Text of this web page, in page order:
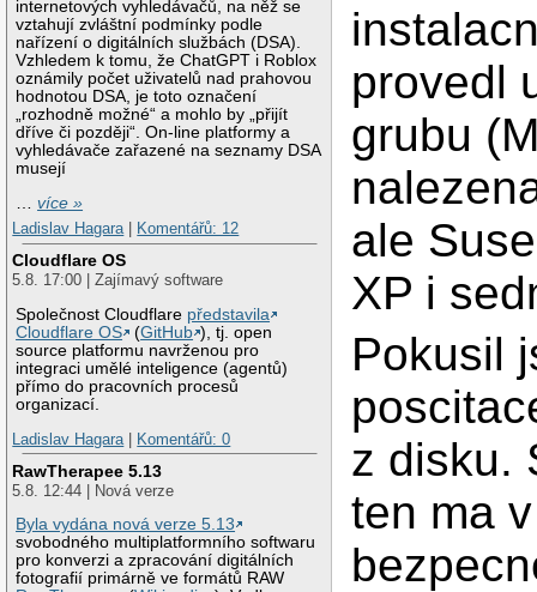
internetových vyhledávačů, na něž se
vztahují zvláštní podmínky podle
nařízení o digitálních službách (DSA).
Vzhledem k tomu, že ChatGPT i Roblox
oznámily počet uživatelů nad prahovou
hodnotou DSA, je toto označení
„rozhodně možné“ a mohlo by „přijít
dříve či později“. On-line platformy a
vyhledávače zařazené na seznamy DSA
musejí
…více »
Ladislav Hagara| Komentářů: 12
Cloudflare OS
5.8. 17:00 | Zajímavý software
Společnost Cloudflare představila
Cloudflare OS
(GitHub ), tj. open
source platformu navrženou pro
integraci umělé inteligence (agentů)
přímo do pracovních procesů
organizací.
Ladislav Hagara| Komentářů: 0
RawTherapee 5.13
5.8. 12:44 | Nová verze
Byla vydána nová verze 5.13
svobodného multiplatformního softwaru
pro konverzi a zpracování digitálních
fotografií primárně ve formátů RAW
provedl
grubu
ale
XP i
Pokusil
z disku.
ten ma